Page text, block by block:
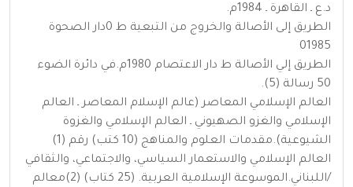
د.ع ـ القاهرة ـ 1984م.
الطريق إلى الأصالة والخروج من التبعية ط 0دار الصحوة
01985
الطريق إلي الأصالة ط دار الاعتصام 1980م.في دائرة الضوء
50 رسالة (5).
العالم الإسلامي المعاصر (عالم الإسلام المعاصر ـ العالم
الإسلامي والغزو الصهيوني ـ العالم الإسلامي والغزوة
الشيوعية).مقدمات العلوم والمناهج (10 كتب) رقم (1)
العالم الإسلامي والاستعمار السياسي، والاجتماعي، والثقافي
/اللبناني.الموسوعة الإسلامية العربية. (25 كتاب) (2)معالم